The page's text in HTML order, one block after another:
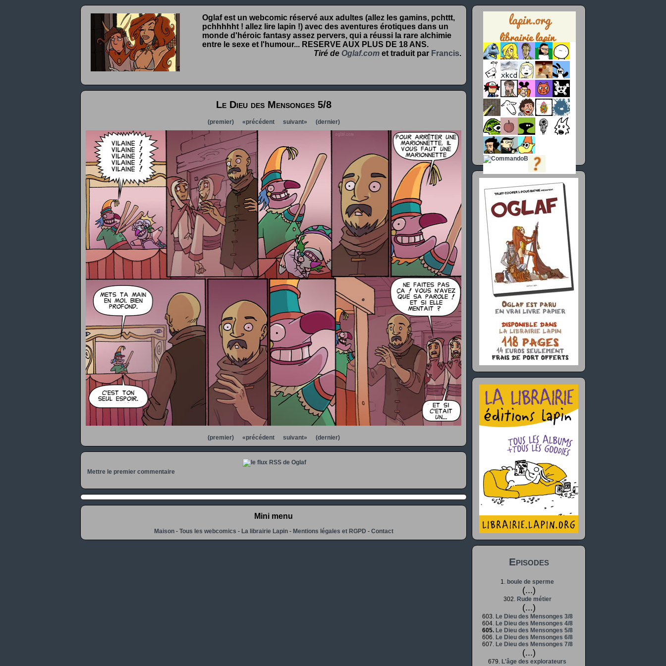
Oglaf est un webcomic réservé aux adultes (allez les gamins, pchttt,
pchhhhht ! allez lire lapin !) avec des aventures érotiques dans un
monde d'héroic fantasy assez pervers, qui a réussi la rare alchimie
entre le sexe et l'humour... RESERVE AUX PLUS DE 18 ANS.
Tiré de Oglaf.com et traduit par Francis.
Le Dieu des Mensonges 5/8
(premier) «précédent suivant» (dernier)
(premier) «précédent suivant» (dernier)
Mettre le premier commentaire
Mini menu
Maison- Tous les webcomics - La librairie Lapin- Mentions légales et RGPD - Contact
Episodes
1. boule de sperme
(...)
302. Rude métier
(...)
603. Le Dieu des Mensonges 3/8
604. Le Dieu des Mensonges 4/8
605. Le Dieu des Mensonges 5/8
606. Le Dieu des Mensonges 6/8
607. Le Dieu des Mensonges 7/8
(...)
679. L'âge des explorateurs